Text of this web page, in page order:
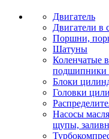
Двигатель
Двигатели в
Поршни,
Шатуны
Коленчатые
подшипники
Блоки
Головки
Насосы
щупы,